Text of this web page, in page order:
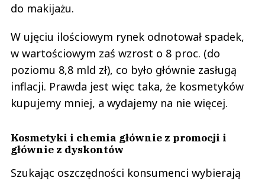
do makijażu.
W ujęciu ilościowym rynek odnotował spadek,
w wartościowym zaś wzrost o 8 proc. (do
poziomu 8,8 mld zł), co było głównie zasługą
inflacji. Prawda jest więc taka, że kosmetyków
kupujemy mniej, a wydajemy na nie więcej.
Kosmetyki i chemia głównie z promocji i
głównie z dyskontów
Szukając oszczędności konsumenci wybierają